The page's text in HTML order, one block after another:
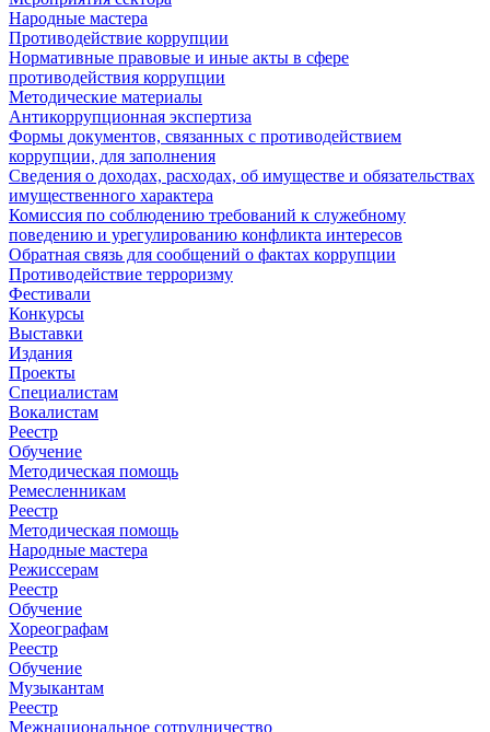
Народные мастера
Противодействие коррупции
Нормативные правовые и иные акты в сфере
противодействия коррупции
Методические материалы
Антикоррупционная экспертиза
Формы документов, связанных с противодействием
коррупции, для заполнения
Сведения о доходах, расходах, об имуществе и обязательствах
имущественного характера
Комиссия по соблюдению требований к служебному
поведению и урегулированию конфликта интересов
Обратная связь для сообщений о фактах коррупции
Противодействие терроризму
Фестивали
Конкурсы
Выставки
Издания
Проекты
Специалистам
Вокалистам
Реестр
Обучение
Методическая помощь
Ремесленникам
Реестр
Методическая помощь
Народные мастера
Режиссерам
Реестр
Обучение
Хореографам
Реестр
Обучение
Музыкантам
Реестр
Межнациональное сотрудничество